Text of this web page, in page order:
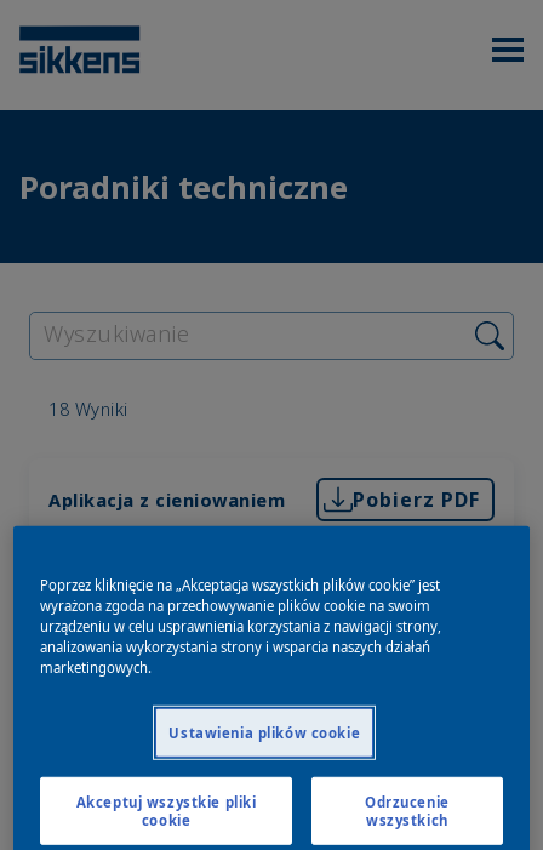
Poradniki techniczne
18 Wyniki
Aplikacja z cieniowaniem Pobierz PDF
Autowave 2.0 Ford RR Ruby
Red
Pobierz PDF
Autowave 2.0 Mazda 46G
Machine Grey
Autowave 2.0 Mazda 46V
Soul Red Crystal
Pobierz PDF
Poprzez kliknięcie na „Akceptacja wszystkich plików cookie” jest
wyrażona zgoda na przechowywanie plików cookie na swoim
urządzeniu w celu usprawnienia korzystania z nawigacji strony,
analizowania wykorzystania strony i wsparcia naszych działań
marketingowych.
Ustawienia plików cookie
Odrzucenie
wszystkich
Akceptuj wszystkie pliki
cookie